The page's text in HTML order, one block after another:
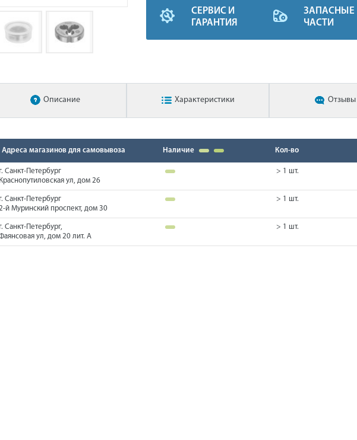
СЕРВИС И
ГАРАНТИЯ
ЗАПАСНЫЕ
ЧАСТИ
Описание Характеристики Отзывы
Адреса магазинов для самовывоза Наличие Кол-во
г. Санкт-Петербург
Краснопутиловская ул, дом 26
> 1 шт.
г. Санкт-Петербург
й Муринский проспект, дом 30
> 1 шт.
г. Санкт-Петербург,
ул, дом 20 лит. А
> 1 шт.